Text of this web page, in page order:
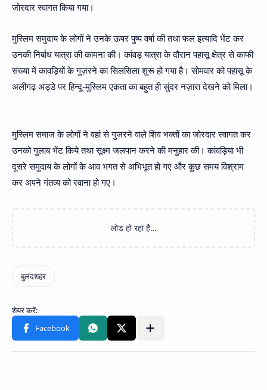
जोरदार स्वागत किया गया।
मुस्लिम समुदाय के लोगों ने उनके ऊपर पुष्प वर्षा की तथा फल इत्यादि भेंट कर
उनकी निर्बाध यात्रा की कामना की। कांवड़ यात्रा के दौरान पहासू क्षेत्र से काफी
संख्या में कावड़ियों के गुज़रने का सिलसिला शुरू हो गया है। सोमवार को पहासू के
अलीगढ़ अड्डे पर हिन्दू-मुस्लिम एकता का बहुत ही सुंदर नज़ारा देखने को मिला।
मुस्लिम समाज के लोगों ने वहां से गुजरने वाले शिव भक्तों का जोरदार स्वागत कर
उनको गुलाब भेंट किये तथा सूक्ष्म जलपान करने की मनुहार की। कांवड़िया भी
दूसरे समुदाय के लोगों के आव भगत से अभिभूत हो गए और कुछ समय विश्राम
कर अपने गंतव्य को रवाना हो गए।